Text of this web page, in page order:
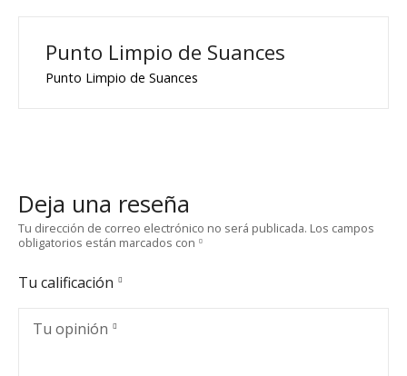
Punto Limpio de Suances
Punto Limpio de Suances
Deja una reseña
Tu dirección de correo electrónico no será publicada. Los campos
obligatorios están marcados con
Tu calificación
Tu opinión